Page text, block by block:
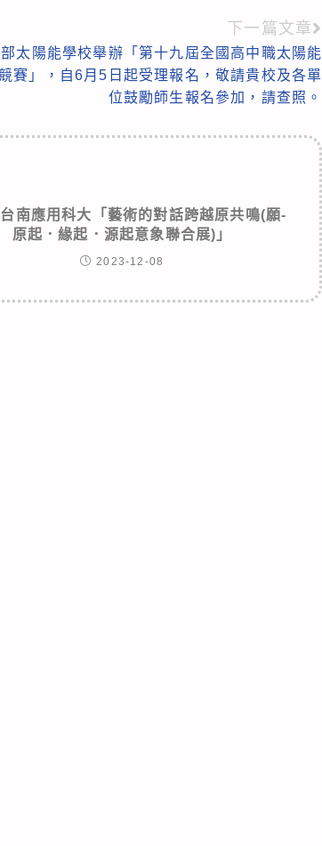
下一篇文章
太陽能學校舉辦「第十九屆全國高中職太陽能
賽」，自6月5日起受理報名，敬請貴校及各單
位鼓勵師生報名參加，請查照。
台南應用科大「藝術的對話跨越原共鳴(願-
原起．緣起．源起意象聯合展)」
2023-12-08